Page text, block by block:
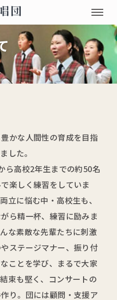
かな人間性の育成を目指
した。
ら高校2年生までの約50名
楽しく練習をしていま
に悩む中・高校生も、
ら精一杯、練習に励みま
な素敵な先輩たちに刺激
ステージマナー、振り付
ことを学び、まるで大家
束も堅く、コンサートの
り。団には顧問・支援ア